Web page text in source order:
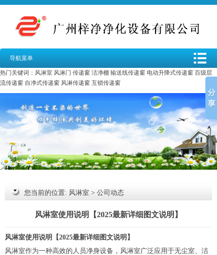
导航菜单
热门关键词： 风淋室 风淋门 传递窗 洁净棚 输送线传递窗 电动升降式传递窗 百级层
流传递窗 自净式传递窗 风淋传递窗 互锁传递窗
您当前的位置: 风淋室 > 公司动态
风淋室使用说明【2025最新详细图文说明】
风淋室使用说明【2025最新详细图文说明】
风淋室作为一种高效的人员净身设备，风淋室广泛应用于无尘室、洁